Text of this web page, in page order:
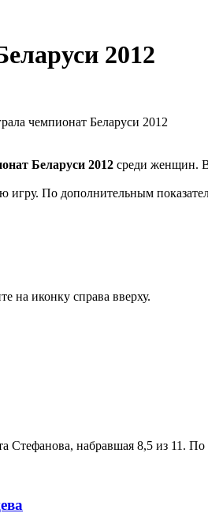
2012
Беларуси 2012 среди женщин.
По дополнительным
на иконку справа вверху.
набравшая 8,5 из 11.